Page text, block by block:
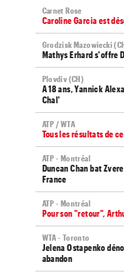
Carnet Rose
Caroline Garcia est
Grodzisk Mazowiecki
Mathys Erhard s'offre
Plovdiv (CH)
A 18 ans, Yannick
Chal'
ATP / WTA
Tous les résultats de
ATP - Montréal
Duncan Chan bat
France
ATP - Montréal
Pour son "retour",
WTA - Toronto
Jelena Ostapenko
abandon